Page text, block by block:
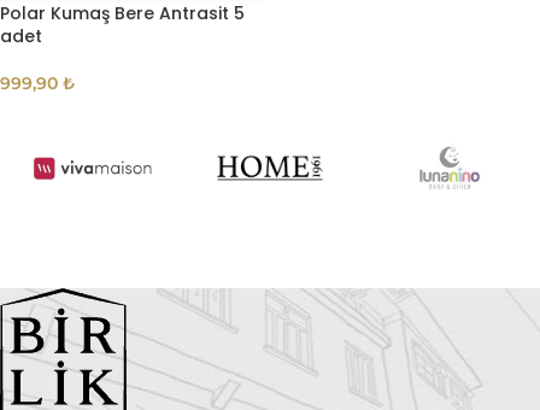
Polar Kumaş Bere Antrasit 5
adet
999,90 ₺